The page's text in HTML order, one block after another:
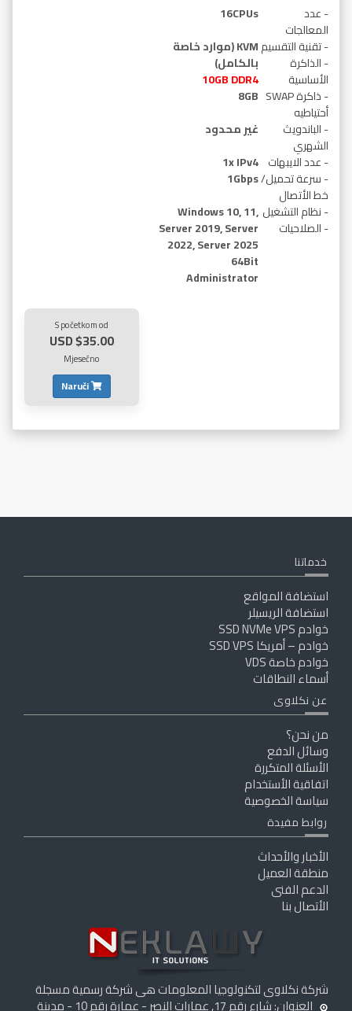
16CPUs
- عدد
المعالجات
KVM (موارد خاصة
بالكامل)
- تقنية التقسيم
10GB DDR4
- الذاكرة
الأساسية
8GB - ذاكرة SWAP
أحتياطيه
غير محدود
- الباندويث
الشهري
1x IPv4 - عدد الايبهات
1Gbps- سرعة تحميل/
خط الأتصال
Windows 10, 11,
Server 2019, Server
2022, Server 2025
64Bit
- نظام التشغيل
Administrator
- الصلاحيات
S početkom od
$35.00 USD
Mjesečno
Naruči
خدماتنا
استضافة المواقع
استضافة الريسيلر
خوادم SSD NVMe VPS
خوادم – أمريكا SSD VPS
خوادم خاصة VDS
أسماء النطاقات
عن نكلاوى
من نحن؟
وسائل الدفع
الأسئلة المتكررة
اتفاقية الأستخدام
سياسة الخصوصية
روابط مفيدة
الأخبار والأحداث
منطقة العميل
الدعم الفنى
الأتصال بنا
شركة نكلاوى لتكنولوجيا المعلومات هى شركة رسمية مسجلة
العنوان: شارع رقم 17, عمارات النصر - عمارة رقم 10 - مدينة